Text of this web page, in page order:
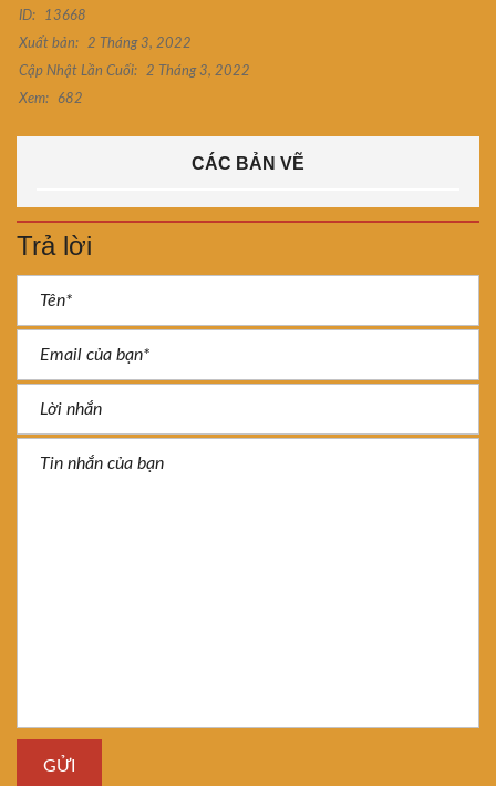
ID:
13668
Xuất bản:
2 Tháng 3, 2022
Cập Nhật Lần Cuối:
2 Tháng 3, 2022
Xem:
682
CÁC BẢN VẼ
Trả lời